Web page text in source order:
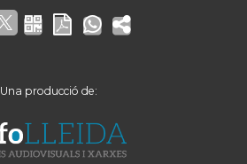
Una producció de: